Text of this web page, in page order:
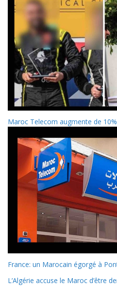
Maroc Telecom augmente de
France: un Marocain égorgé à
L’Algérie accuse le Maroc d’être